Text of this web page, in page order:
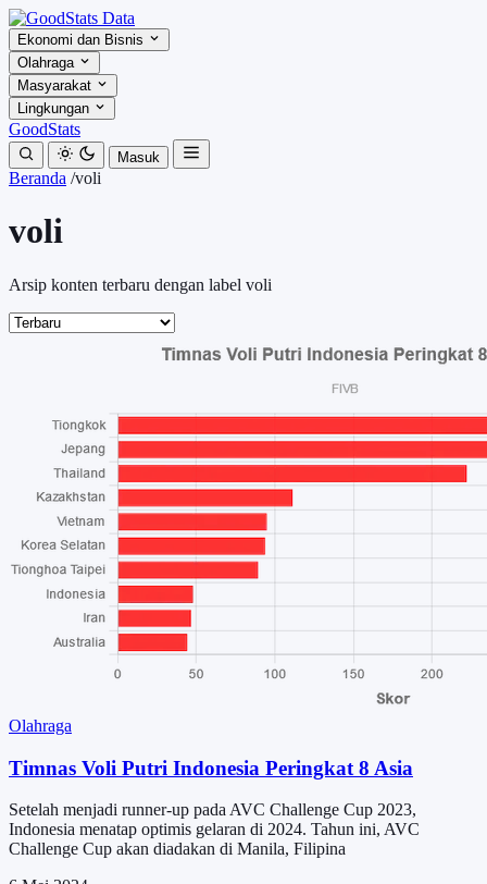
Ekonomi dan Bisnis
Olahraga
Masyarakat
Lingkungan
GoodStats
Masuk
Beranda /voli
voli
Arsip konten terbaru dengan label voli
Olahraga
Timnas Voli Putri Indonesia Peringkat 8 Asia
Setelah menjadi runner-up pada AVC Challenge Cup 2023,
Indonesia menatap optimis gelaran di 2024. Tahun ini, AVC
Challenge Cup akan diadakan di Manila, Filipina